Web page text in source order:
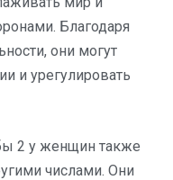
Благодаря
они могут
и урегулировать
2 у женщин также
числами. Они